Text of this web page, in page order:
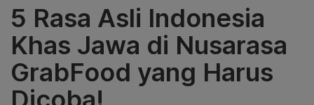
5 Rasa Asli Indonesia
Khas Jawa di Nusarasa
GrabFood yang Harus